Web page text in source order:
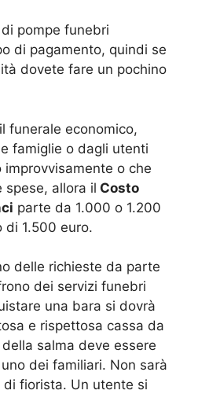
pompe funebri
di pagamento, quindi se
dovete fare un pochino
funerale economico,
famiglie o dagli utenti
o che
spese, allora il Costo
parte da 1.000 o 1.200
di 1.500 euro.
delle richieste da parte
dei servizi funebri
una bara si dovrà
e rispettosa cassa da
salma deve essere
dei familiari. Non sarà
fiorista. Un utente si